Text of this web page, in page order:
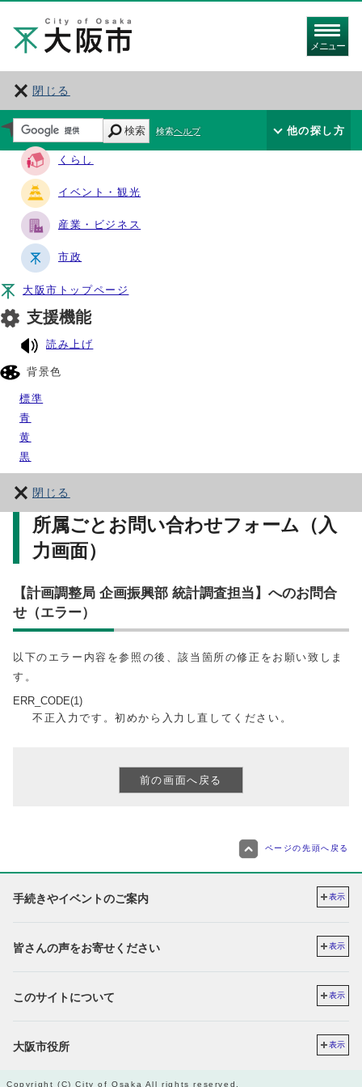
メニュー
閉じる
サイト・ナビ
くらし
イベント・観光
産業・ビジネス
市政
大阪市トップページ
支援機能
読み上げ
背景色
標準
青
黄
黒
閉じる
検索 検索ヘルプ 他の探し方
所属ごとお問い合わせフォーム（入
力画面）
【計画調整局 企画振興部 統計調査担当】へのお問合
せ（エラー）
以下のエラー内容を参照の後、該当箇所の修正をお願い致しま
す。
ERR_CODE(1)
不正入力です。初めから入力し直してください。
ページの先頭へ戻る
手続きやイベントのご案内 表示
皆さんの声をお寄せください 表示
このサイトについて 表示
大阪市役所 表示
Copyright (C) City of Osaka All rights reserved.